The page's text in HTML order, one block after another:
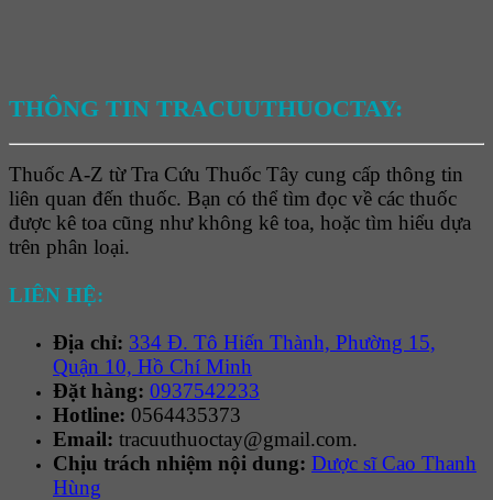
THÔNG TIN TRACUUTHUOCTAY:
Thuốc A-Z từ Tra Cứu Thuốc Tây cung cấp thông tin
liên quan đến thuốc. Bạn có thể tìm đọc về các thuốc
được kê toa cũng như không kê toa, hoặc tìm hiểu dựa
trên phân loại.
LIÊN HỆ:
Địa chỉ: 334 Đ. Tô Hiến Thành, Phường 15,
Quận 10, Hồ Chí Minh
Đặt hàng: 0937542233
Hotline: 0564435373
Email: tracuuthuoctay@gmail.com.
Chịu trách nhiệm nội dung: Dược sĩ Cao Thanh
Hùng